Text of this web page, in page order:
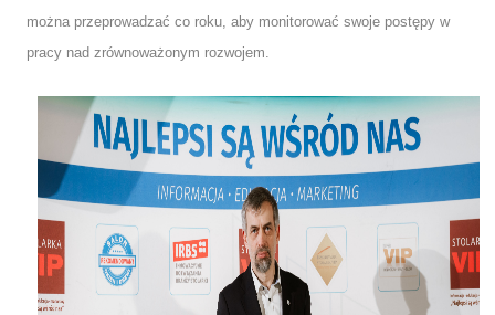
można przeprowadzać co roku, aby monitorować swoje postępy w
pracy nad zrównoważonym rozwojem.